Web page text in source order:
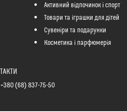
Активний відпочинок і спорт
Товари та іграшки для дітей
Сувеніри та подарунки
Косметика і парфюмерія
+380 (68) 837-75-50